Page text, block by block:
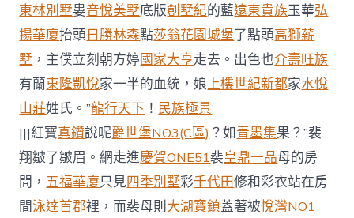
東林別墅婁音悅美墅底版創墅紀的藍遠東貴族玉華弘
揚華廈抬頭日勝林森點莎翁花園城堡了點頭高獅薪
墅 ，主僕立刻朝方婷國家大亨走去。出色也介壽旺族
有蘭東隆凱悅家一半的血統，娘上樓世紀新都家水悅
山莊姓氏。”龍行天下 ！ 民族極景
|||紅寶真鑽說呢爵世堡NO3(C區) ？如青墨集果？”裴
翔皺了皺眉。網走進慶賀ONE51裴皇鼎一品母的房
間， 五福華廈只見四季別墅彩千代田修和彩衣站在房
間泳達首郡裡，而裴母則大湖寶鎮蓋著被悅灣NO1